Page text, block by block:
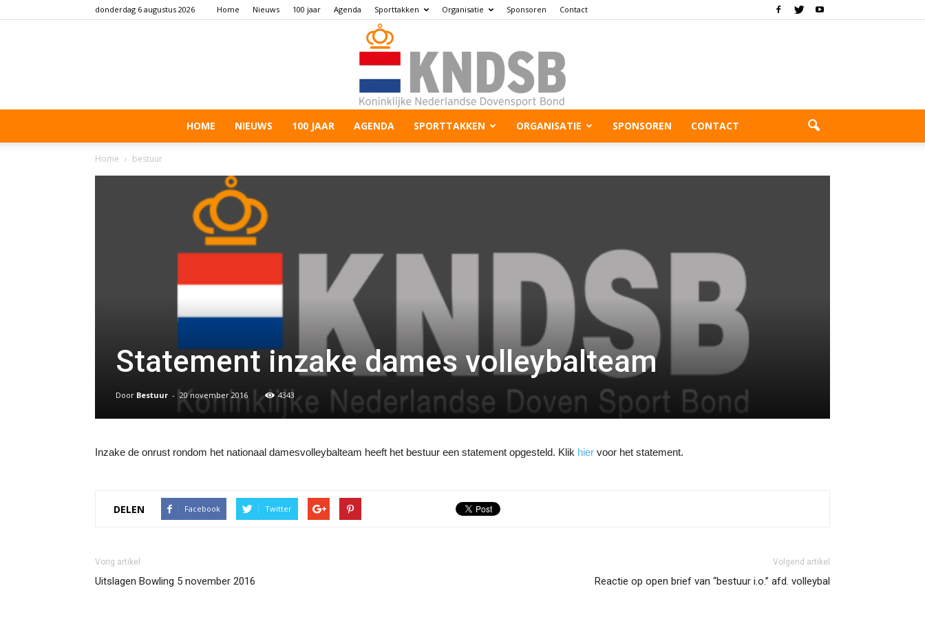
donderdag 6 augustus 2026 Home Nieuws 100 jaar Agenda Sporttakken Organisatie Sponsoren Contact
HOME NIEUWS 100 JAAR AGENDA SPORTTAKKEN ORGANISATIE SPONSOREN CONTACT
Home bestuur
Statement inzake dames volleybalteam
Door Bestuur - 20 november 2016 4343
Inzake de onrust rondom het nationaal damesvolleybalteam heeft het bestuur een statement opgesteld. Klik hier voor het statement.
DELEN Facebook Twitter
Vorig artikel
Uitslagen Bowling 5 november 2016
Volgend artikel
Reactie op open brief van “bestuur i.o.” afd. volleybal